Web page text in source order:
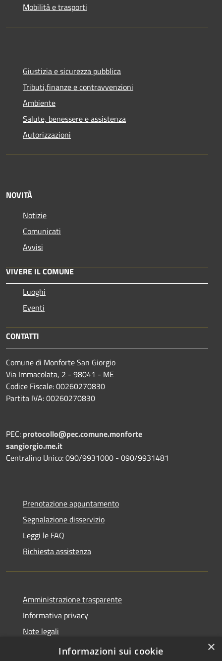
Mobilità e trasporti
Giustizia e sicurezza pubblica
Tributi,finanze e contravvenzioni
Ambiente
Salute, benessere e assistenza
Autorizzazioni
NOVITÀ
Notizie
Comunicati
Avvisi
VIVERE IL COMUNE
Luoghi
Eventi
CONTATTI
Comune di Monforte San Giorgio
Via Immacolata, 2 - 98041 - ME
Codice Fiscale: 00260270830
Partita IVA: 00260270830
PEC: protocollo@pec.comune.monforte
sangiorgio.me.it
Centralino Unico: 090/9931000 - 090/9931481
Prenotazione appuntamento
Segnalazione disservizio
Leggi le FAQ
Richiesta assistenza
Amministrazione trasparente
Informativa privacy
Note legali
Dichiarazione di accessibilità
×
Informazioni sui cookie